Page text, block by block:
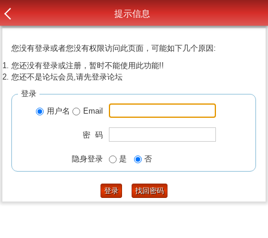
提示信息
您没有登录或者您没有权限访问此页面，可能如下几个原因:
您还没有登录或注册，暂时不能使用此功能!!
您还不是论坛会员,请先登录论坛
登录
用户名
Email
密 码
隐身登录 是 否